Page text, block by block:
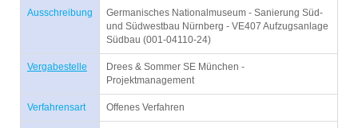
Ausschreibung
Germanisches Nationalmuseum - Sanierung Süd-
und Südwestbau Nürnberg - VE407 Aufzugsanlage
Südbau (001-04110-24)
Vergabestelle
Drees & Sommer SE München -
Projektmanagement
Verfahrensart Offenes Verfahren